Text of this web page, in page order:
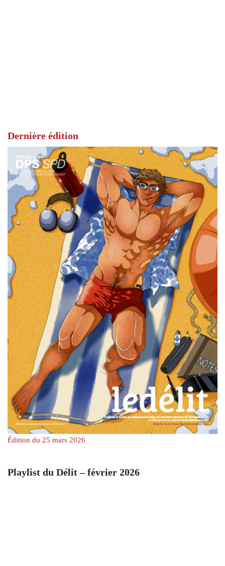
Dernière édition
Édition du 25 mars 2026
Playlist du Délit – février 2026